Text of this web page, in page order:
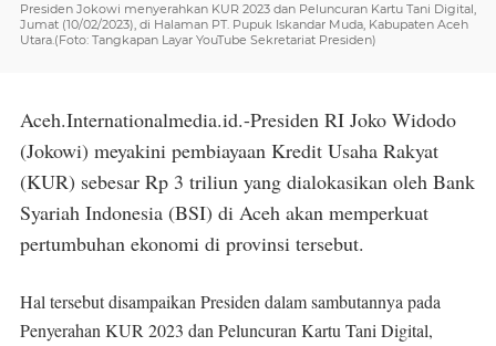
Presiden Jokowi menyerahkan KUR 2023 dan Peluncuran Kartu Tani Digital,
Jumat (10/02/2023), di Halaman PT. Pupuk Iskandar Muda, Kabupaten Aceh
Utara.(Foto: Tangkapan Layar YouTube Sekretariat Presiden)
Aceh.Internationalmedia.id.-Presiden RI Joko Widodo
(Jokowi) meyakini pembiayaan Kredit Usaha Rakyat
(KUR) sebesar Rp 3 triliun yang dialokasikan oleh Bank
Syariah Indonesia (BSI) di Aceh akan memperkuat
pertumbuhan ekonomi di provinsi tersebut.
Hal tersebut disampaikan Presiden dalam sambutannya pada
Penyerahan KUR 2023 dan Peluncuran Kartu Tani Digital,